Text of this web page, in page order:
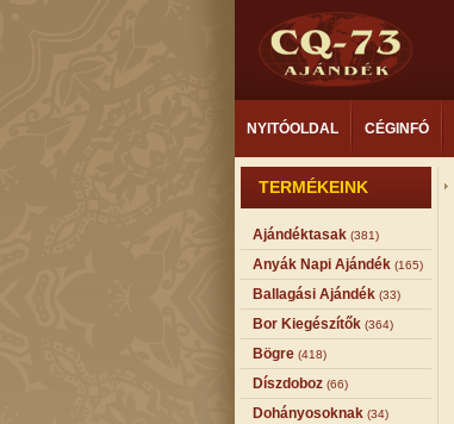
NYITÓOLDAL CÉGINFÓ
TERMÉKEINK
Ajándéktasak (381)
Anyák Napi Ajándék (165)
Ballagási Ajándék (33)
Bor Kiegészítők (364)
Bögre (418)
Díszdoboz (66)
Dohányosoknak (34)